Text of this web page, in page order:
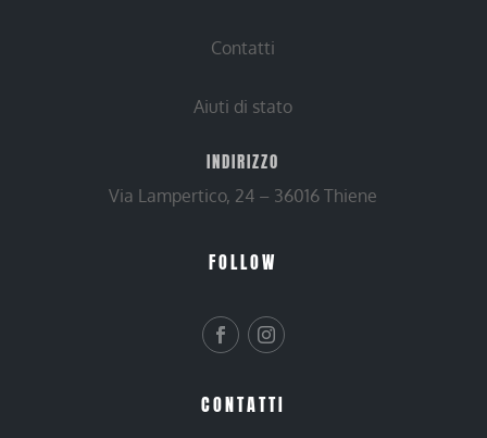
Contatti
Aiuti di stato
INDIRIZZO
Via Lampertico, 24 – 36016 Thiene
FOLLOW
CONTATTI